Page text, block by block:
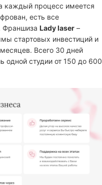
каждый процесс имеется
есть все
Франшиза Lаdy lаsеr –
стартовых инвестиций и
Всего 30 дней
одной студии от 150 до 600